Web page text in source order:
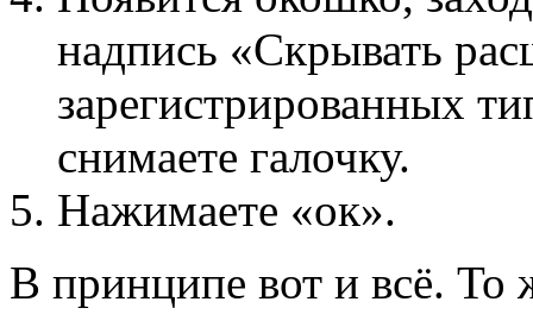
надпись «Скрывать
зарегистрированных
снимаете галочку.
Нажимаете «ок».
В принципе вот и всё. То